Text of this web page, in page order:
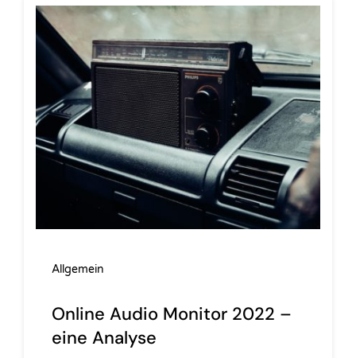
Allgemein
Online Audio Monitor 2022 –
eine Analyse